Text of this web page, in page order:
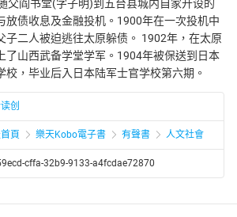
父阎书堂(字子明)到五台县城内自家开设的
放债收息及金融投机。1900年在一次投机中
子二人被迫逃往太原躲债。 1902年，在太原
了山西武备学堂学军。1904年被保送到日本
校，毕业后入日本陆军士官学校第六期。
创
頁 樂天Kobo電子書 有聲書 人文社會
cffa-32b9-9133-a4fcdae72870